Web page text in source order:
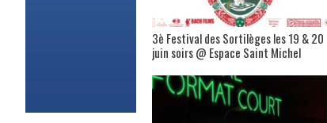
3è Festival des Sortilèges les 19 & 20
juin soirs @ Espace Saint Michel